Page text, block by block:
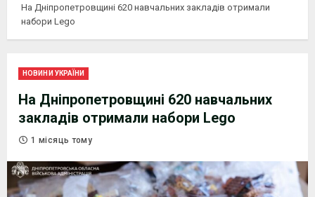
На Дніпропетровщині 620 навчальних закладів отримали
набори Lego
НОВИНИ УКРАЇНИ
На Дніпропетровщині 620 навчальних
закладів отримали набори Lego
1 місяць тому